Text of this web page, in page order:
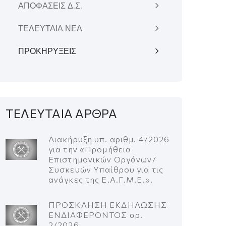
ΑΠΟΦΑΣΕΙΣ Δ.Σ.
ΤΕΛΕΥΤΑΙΑ ΝΕΑ
ΠΡΟΚΗΡΥΞΕΙΣ
ΤΕΛΕΥΤΑΙΑ ΑΡΘΡΑ
Διακήρυξη υπ. αριθμ. 4/2026
για την «Προμήθεια
Επιστημονικών Οργάνων/
Συσκευών Υπαίθρου για τις
ανάγκες της Ε.Α.Γ.Μ.Ε.».
ΠΡΟΣΚΛΗΣΗ ΕΚΔΗΛΩΣΗΣ
ΕΝΔΙΑΦΕΡΟΝΤΟΣ αρ.